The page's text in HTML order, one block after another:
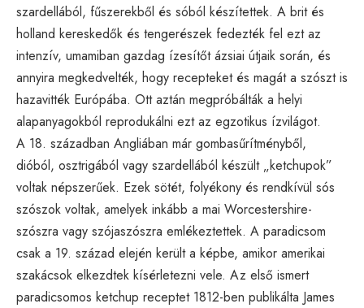
szardellából, fűszerekből és sóból készítettek. A brit és
holland kereskedők és tengerészek fedezték fel ezt az
intenzív, umamiban gazdag ízesítőt ázsiai útjaik során, és
annyira megkedvelték, hogy recepteket és magát a szószt is
hazavitték Európába. Ott aztán megpróbálták a helyi
alapanyagokból reprodukálni ezt az egzotikus ízvilágot.
A 18. században Angliában már gombasűrítményből,
dióból, osztrigából vagy szardellából készült „ketchupok”
voltak népszerűek. Ezek sötét, folyékony és rendkívül sós
szószok voltak, amelyek inkább a mai Worcestershire-
szószra vagy szójaszószra emlékeztettek. A paradicsom
csak a 19. század elején került a képbe, amikor amerikai
szakácsok elkezdtek kísérletezni vele. Az első ismert
paradicsomos ketchup receptet 1812-ben publikálta James